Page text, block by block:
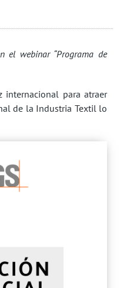
el webinar “Programa de
internacional para atraer
de la Industria Textil lo